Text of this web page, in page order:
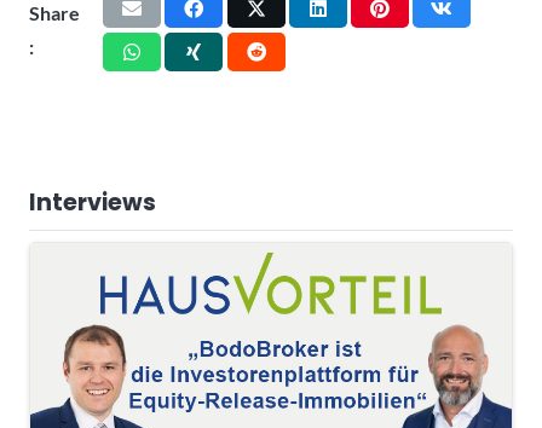
Share
:
Interviews